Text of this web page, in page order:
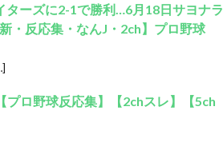
ターズに2-1で勝利…6月18日サヨナラ
・反応集・なんJ・2ch】プロ野球
プロ野球反応集】【2chスレ】【5ch